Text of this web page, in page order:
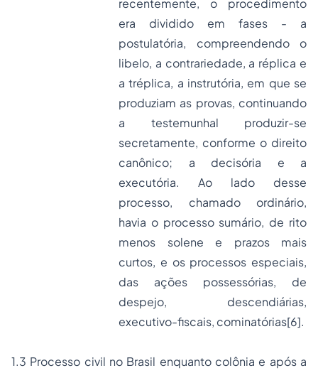
recentemente, o procedimento
era dividido em fases - a
postulatória, compreendendo o
libelo, a contrariedade, a réplica e
a tréplica, a instrutória, em que se
produziam as provas, continuando
a testemunhal produzir-se
secretamente, conforme o direito
canônico; a decisória e a
executória. Ao lado desse
processo, chamado ordinário,
havia o processo sumário, de rito
menos solene e prazos mais
curtos, e os processos especiais,
das ações possessórias, de
despejo, descendiárias,
executivo-fiscais, cominatórias[6].
1.3 Processo civil no Brasil enquanto colônia e após a